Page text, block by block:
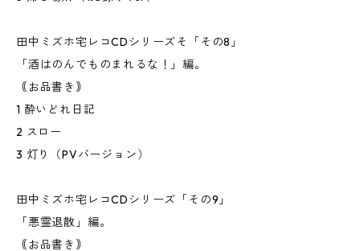
田中ミズホ宅レコCDシリーズそ「その8」
「酒はのんでものまれるな！」編。
｟お品書き｠
1 酔いどれ日記
2 スロー
3 灯り（PVバージョン）
田中ミズホ宅レコCDシリーズ「その9」
「悪霊退散」編。
｟お品書き｠